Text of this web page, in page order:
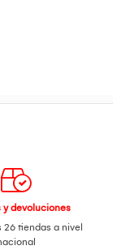
y devoluciones
26 tiendas a nivel